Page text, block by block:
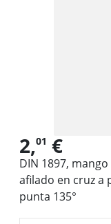
2,01 €
DIN 1897,
afilado en cruz a
punta 135°